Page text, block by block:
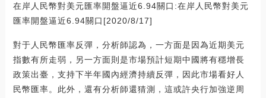
在岸人民幣對美元匯率開盤逼近6.94關口:在岸人民幣對美元
匯率開盤逼近6.94關口[2020/8/17]
對于人民幣匯率反彈，分析師認為，一方面是因為近期美元
指數有所走弱，另一方面則是市場預計短期中國將有穩增長
政策出臺，支持下半年國內經濟持續反彈，因此市場看好人
民幣匯率。此外，還有分析師還猜測，這或許央行加強逆周